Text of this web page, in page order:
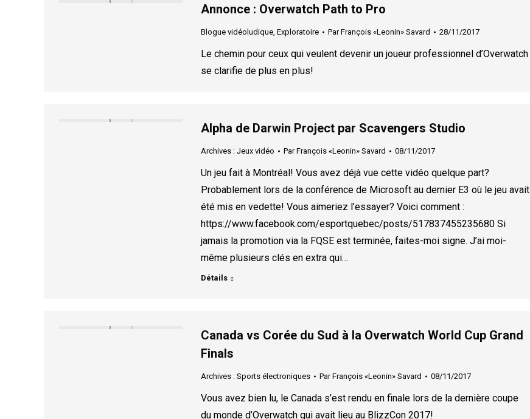
Annonce : Overwatch Path to Pro
Blogue vidéoludique, Exploratoire ParFrançois «Leonin» Savard 28/11/2017
Le chemin pour ceux qui veulent devenir un joueur professionnel d’Overwatch
se clarifie de plus en plus!
Alpha de Darwin Project par Scavengers Studio
Archives : Jeux vidéo ParFrançois «Leonin» Savard 08/11/2017
Un jeu fait à Montréal! Vous avez déjà vue cette vidéo quelque part?
Probablement lors de la conférence de Microsoft au dernier E3 où le jeu avait
été mis en vedette! Vous aimeriez l’essayer? Voici comment :
https://www.facebook.com/esportquebec/posts/517837455235680 Si
jamais la promotion via la FQSE est terminée, faites-moi signe. J’ai moi-
même plusieurs clés en extra qui…
Détails
Canada vs Corée du Sud à la Overwatch World Cup Grand
Finals
Archives : Sports électroniques ParFrançois «Leonin» Savard 08/11/2017
Vous avez bien lu, le Canada s’est rendu en finale lors de la dernière coupe
du monde d’Overwatch qui avait lieu au BlizzCon 2017!